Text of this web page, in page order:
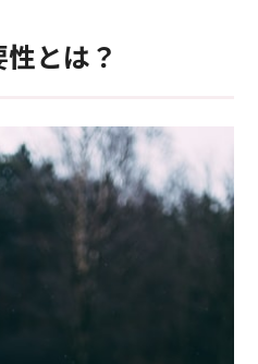
とは？